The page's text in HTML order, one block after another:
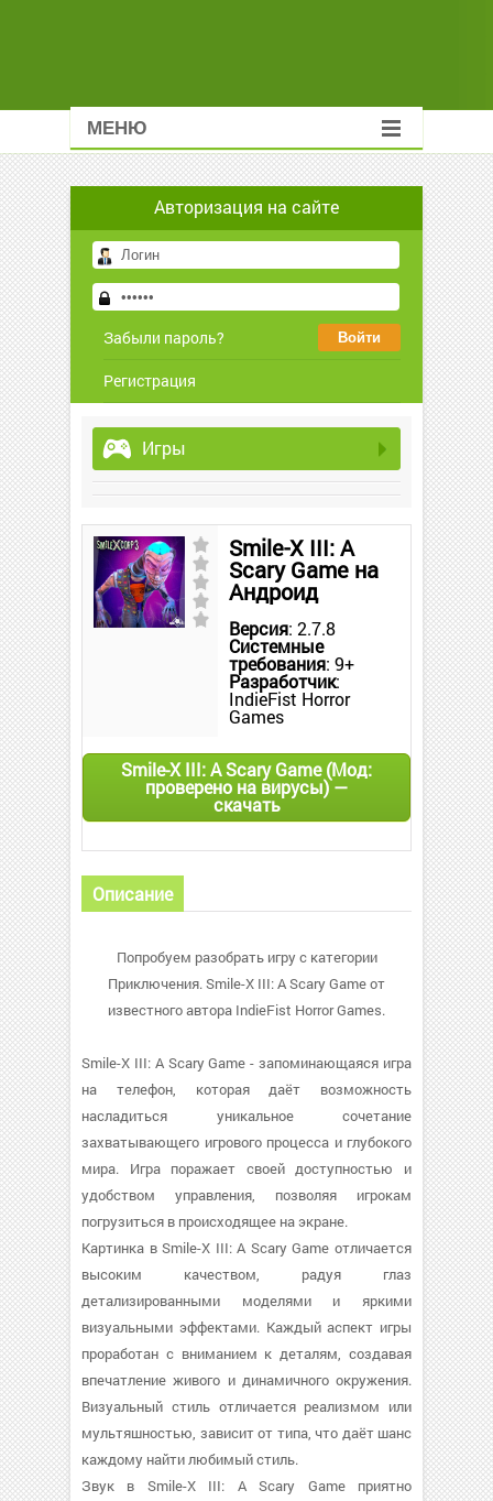
МЕНЮ
Авторизация на сайте
Забыли пароль?
Регистрация
Игры
Smile-X III: A
Scary Game на
Андроид
Версия: 2.7.8
Системные
требования: 9+
Разработчик:
IndieFist Horror
Games
Smile-X III: A Scary Game (Мод:
проверено на вирусы) —
скачать
Описание
Попробуем разобрать игру с категории
Приключения. Smile-X III: A Scary Game от
известного автора IndieFist Horror Games.
Smile-X III: A Scary Game - запоминающаяся игра
на телефон, которая даёт возможность
насладиться уникальное сочетание
захватывающего игрового процесса и глубокого
мира. Игра поражает своей доступностью и
удобством управления, позволяя игрокам
погрузиться в происходящее на экране.
Картинка в Smile-X III: A Scary Game отличается
высоким качеством, радуя глаз
детализированными моделями и яркими
визуальными эффектами. Каждый аспект игры
проработан с вниманием к деталям, создавая
впечатление живого и динамичного окружения.
Визуальный стиль отличается реализмом или
мультяшностью, зависит от типа, что даёт шанс
каждому найти любимый стиль.
Звук в Smile-X III: A Scary Game приятно